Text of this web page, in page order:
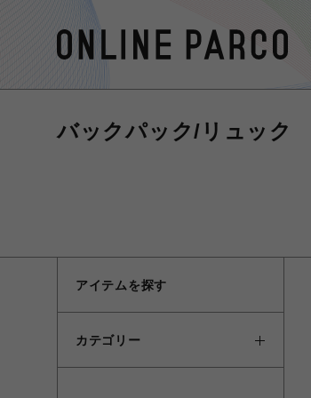
バックパック/リュック
アイテムを探す
カテゴリー